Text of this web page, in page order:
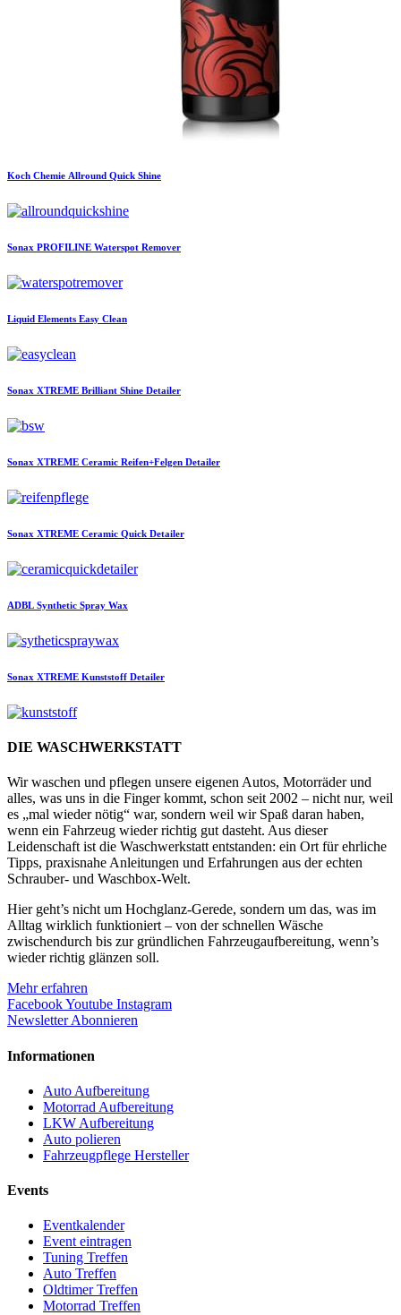
Koch Chemie Allround Quick Shine
Sonax PROFILINE Waterspot Remover
Liquid Elements Easy Clean
Sonax XTREME Brilliant Shine Detailer
Sonax XTREME Ceramic Reifen+Felgen Detailer
Sonax XTREME Ceramic Quick Detailer
ADBL Synthetic Spray Wax
Sonax XTREME Kunststoff Detailer
DIE WASCHWERKSTATT
Wir waschen und pflegen unsere eigenen Autos, Motorräder und
alles, was uns in die Finger kommt, schon seit 2002 – nicht nur, weil
es „mal wieder nötig“ war, sondern weil wir Spaß daran haben,
wenn ein Fahrzeug wieder richtig gut dasteht. Aus dieser
Leidenschaft ist die Waschwerkstatt entstanden: ein Ort für ehrliche
Tipps, praxisnahe Anleitungen und Erfahrungen aus der echten
Schrauber- und Waschbox-Welt.
Hier geht’s nicht um Hochglanz-Gerede, sondern um das, was im
Alltag wirklich funktioniert – von der schnellen Wäsche
zwischendurch bis zur gründlichen Fahrzeugaufbereitung, wenn’s
wieder richtig glänzen soll.
Mehr erfahren
FacebookYoutube Instagram
Newsletter Abonnieren
Informationen
Auto Aufbereitung
Motorrad Aufbereitung
LKW Aufbereitung
Auto polieren
Fahrzeugpflege Hersteller
Events
Eventkalender
Event eintragen
Tuning Treffen
Auto Treffen
Oldtimer Treffen
Motorrad Treffen